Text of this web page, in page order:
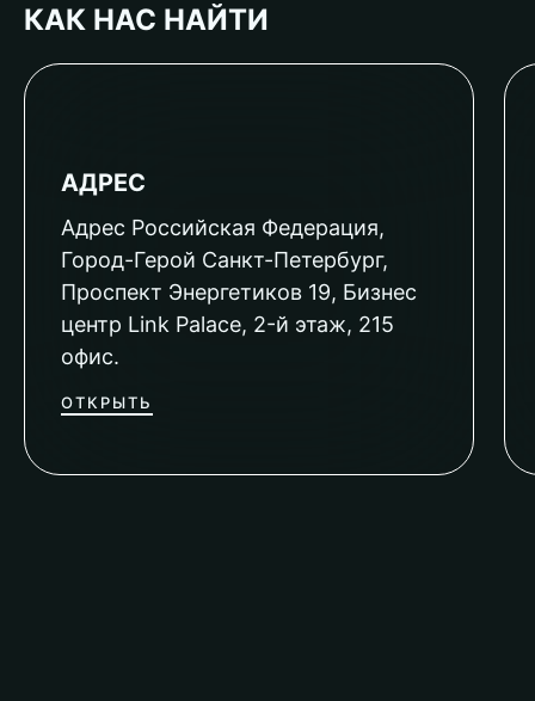
КАК НАС НАЙТИ
АДРЕС
Адрес Российская Федерация,
Город-Герой Санкт-Петербург,
Проспект Энергетиков 19, Бизнес
центр Link Palace, 2-й этаж, 215
офис.
ОТКРЫТЬ